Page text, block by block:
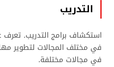
التدريب
استكشاف برامج التدريب. تعرف
في مختلف المجالات لتطوير
في مجالات مختلفة.